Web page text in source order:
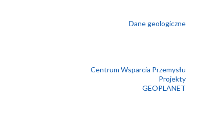
Dane geologiczne
Centrum Wsparcia Przemysłu
Projekty
GEOPLANET